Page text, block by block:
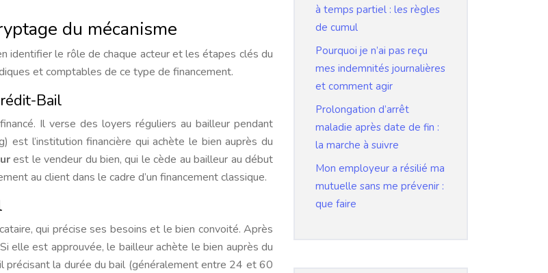
du mécanisme
identifier le rôle de chaque acteur et les étapes clés du
et comptables de ce type de financement.
Bail
Il verse des loyers réguliers au bailleur pendant
est l’institution financière qui achète le bien auprès du
est le vendeur du bien, qui le cède au bailleur au début
au client dans le cadre d’un financement classique.
qui précise ses besoins et le bien convoité. Après
elle est approuvée, le bailleur achète le bien auprès du
précisant la durée du bail (généralement entre 24 et 60
à temps partiel : les règles
de cumul
Pourquoi je n’ai pas reçu
mes indemnités journalières
et comment agir
Prolongation d’arrêt
maladie après date de fin :
la marche à suivre
Mon employeur a résilié ma
mutuelle sans me prévenir :
que faire